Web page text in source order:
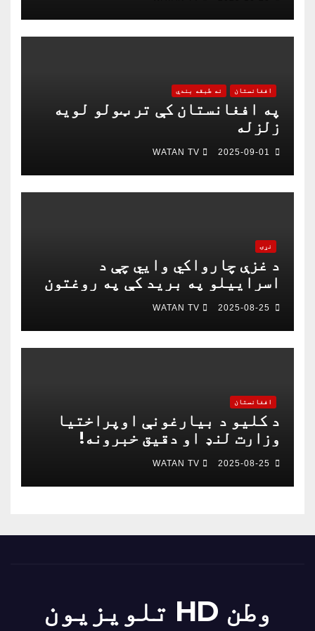
چمتو دی
افغانستان نه طبقه بندي
په افغانستان کې تر ټولو لویه
زلزله
2025-09-01
WATAN TV
نړۍ
د غزې چارواکي وايي چې د
اسراییلو په برید کې په روغتون
باندې د ۱۵ کسانو په ګډون څلور
خبریالان وژل شوي دي
2025-08-25
WATAN TV
افغانستان
د کلیو د بیارغونې اوپراختیا
وزارت لنډ او دقیق خبرونه!
2025-08-25
WATAN TV
وطن HD تلویزیون